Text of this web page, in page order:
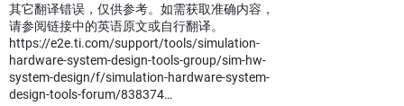
其它翻译错误，仅供参考。如需获取准确内容，
请参阅链接中的英语原文或自行翻译。
https://e2e.ti.com/support/tools/simulation-
hardware-system-design-tools-group/sim-hw-
system-design/f/simulation-hardware-system-
design-tools-forum/838374…